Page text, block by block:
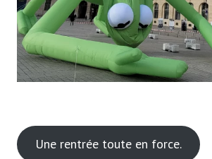
Une rentrée toute en force.